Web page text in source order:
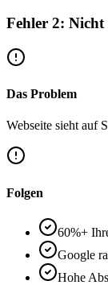
Fehler 2:
Das Problem
Webseite sieht auf
Folgen
60%+
Google
Hohe